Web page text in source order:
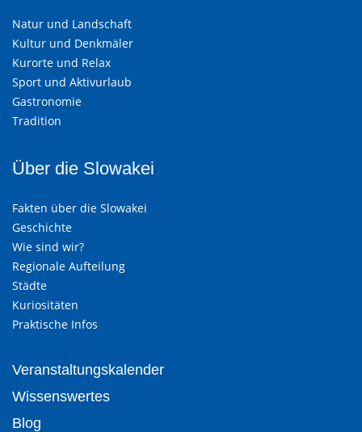
Natur und Landschaft
Kultur und Denkmäler
Kurorte und Relax
Sport und Aktivurlaub
Gastronomie
Tradition
Über die Slowakei
Fakten über die Slowakei
Geschichte
Wie sind wir?
Regionale Aufteilung
Städte
Kuriositäten
Praktische Infos
Veranstaltungskalender
Wissenswertes
Blog